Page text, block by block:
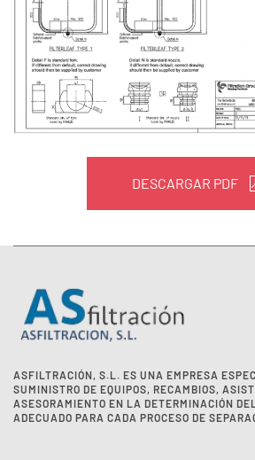
DESCARGAR PDF
ASFILTRACIÓN, S.L. ES UNA EMPRESA
SUMINISTRO DE EQUIPOS, RECAMBIOS,
ASESORAMIENTO EN LA DETERMINACIÓN
ADECUADO PARA CADA PROCESO DE